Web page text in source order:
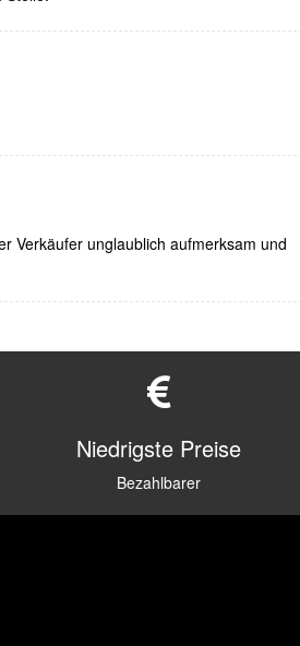
Verkäufer unglaublich aufmerksam und
Niedrigste Preise
Bezahlbarer